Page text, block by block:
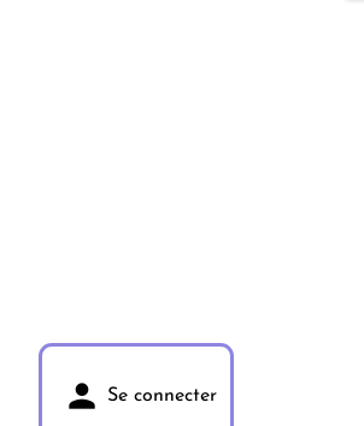
person Se connecter